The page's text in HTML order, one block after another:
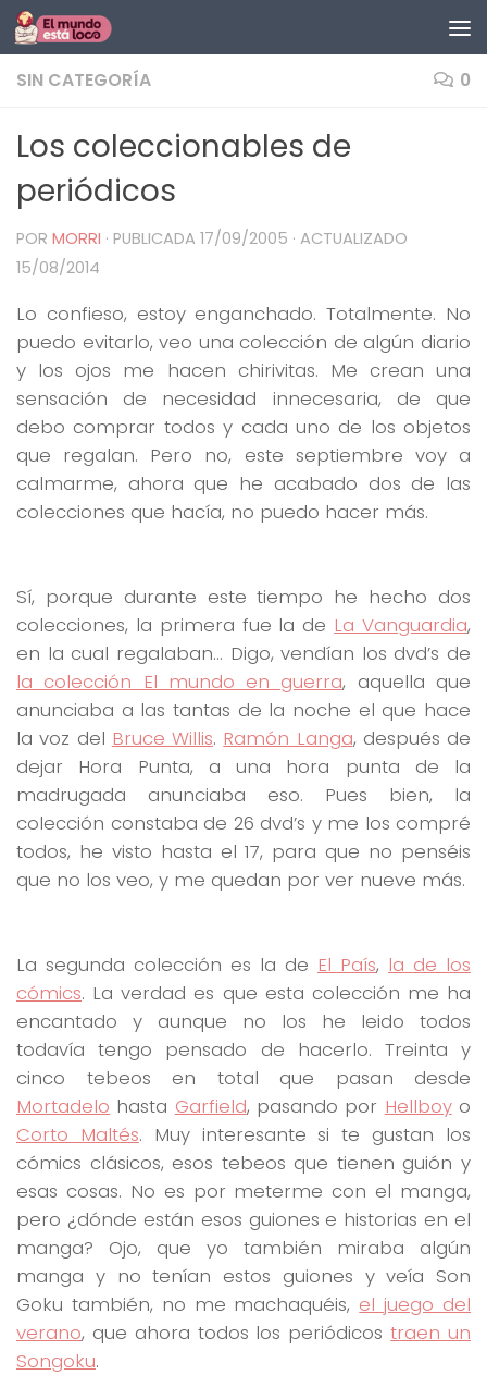
Saltar al contenido
SIN CATEGORÍA 0
Los coleccionables de
periódicos
POR MORRI · PUBLICADA 17/09/2005 · ACTUALIZADO
15/08/2014
Lo confieso, estoy enganchado. Totalmente. No
puedo evitarlo, veo una colección de algún diario
y los ojos me hacen chirivitas. Me crean una
sensación de necesidad innecesaria, de que
debo comprar todos y cada uno de los objetos
que regalan. Pero no, este septiembre voy a
calmarme, ahora que he acabado dos de las
colecciones que hacía, no puedo hacer más.
Sí, porque durante este tiempo he hecho dos
colecciones, la primera fue la de La Vanguardia,
en la cual regalaban… Digo, vendían los dvd’s de
la colección El mundo en guerra, aquella que
anunciaba a las tantas de la noche el que hace
la voz del Bruce Willis. Ramón Langa, después de
dejar Hora Punta, a una hora punta de la
madrugada anunciaba eso. Pues bien, la
colección constaba de 26 dvd’s y me los compré
todos, he visto hasta el 17, para que no penséis
que no los veo, y me quedan por ver nueve más.
La segunda colección es la de El País, la de los
cómics. La verdad es que esta colección me ha
encantado y aunque no los he leido todos
todavía tengo pensado de hacerlo. Treinta y
cinco tebeos en total que pasan desde
Mortadelo hasta Garfield, pasando por Hellboyo
Corto Maltés. Muy interesante si te gustan los
cómics clásicos, esos tebeos que tienen guión y
esas cosas. No es por meterme con el manga,
pero ¿dónde están esos guiones e historias en el
manga? Ojo, que yo también miraba algún
manga y no tenían estos guiones y veía Son
Goku también, no me machaquéis, el juego del
verano, que ahora todos los periódicostraen un
Songoku.